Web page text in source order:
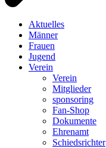
Aktuelles
Männer
Frauen
Jugend
Verein
Verein
Mitglieder
sponsoring
Fan-Shop
Dokumente
Ehrenamt
Schiedsrichter